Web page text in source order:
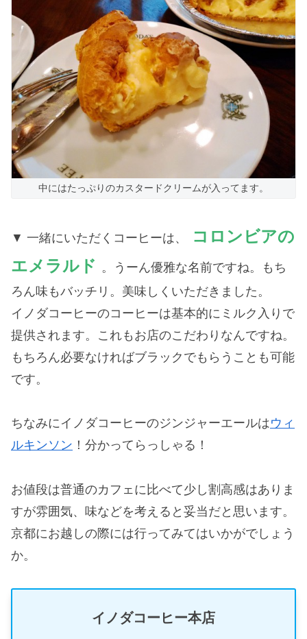
中にはたっぷりのカスタードクリームが入ってます。
一緒にいただくコーヒーは、
コロンビアの
エメラルド 。うーん優雅な名前ですね。もち
ろん味もバッチリ。美味しくいただきました。
イノダコーヒーのコーヒーは基本的にミルク入りで
提供されます。これもお店のこだわりなんですね。
もちろん必要なければブラックでもらうことも可能
です。
ちなみにイノダコーヒーのジンジャーエールはウィ
ルキンソン ！分かってらっしゃる！
お値段は普通のカフェに比べて少し割高感はありま
すが雰囲気、味などを考えると妥当だと思います。
京都にお越しの際には行ってみてはいかがでしょう
か。
イノダコーヒー本店